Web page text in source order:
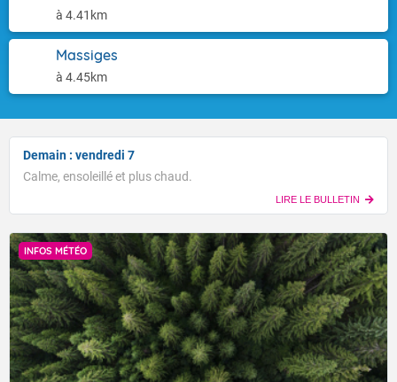
à 4.41km
Massiges
à 4.45km
Demain : vendredi 7
Calme, ensoleillé et plus chaud.
LIRE LE BULLETIN
INFOS MÉTÉO